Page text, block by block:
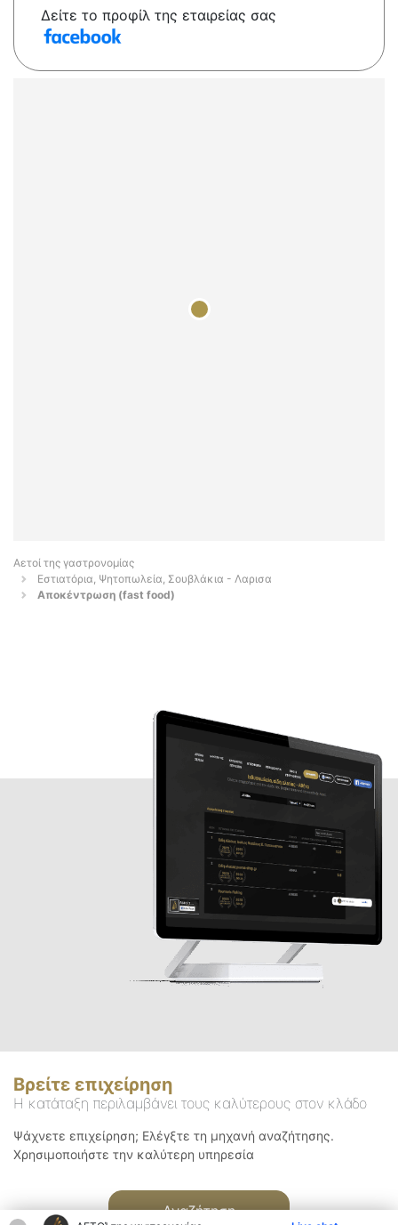
Δείτε το προφίλ της εταιρείας σας
Αετοί της γαστρονομίας
Εστιατόρια, Ψητοπωλεία, Σουβλάκια - Λαρισα
Αποκέντρωση (fast food)
Βρείτε επιχείρηση
Η κατάταξη περιλαμβάνει τους καλύτερους στον κλάδο
Ψάχνετε επιχείρηση; Ελέγξτε τη μηχανή αναζήτησης.
Χρησιμοποιήστε την καλύτερη υπηρεσία
Αναζήτηση